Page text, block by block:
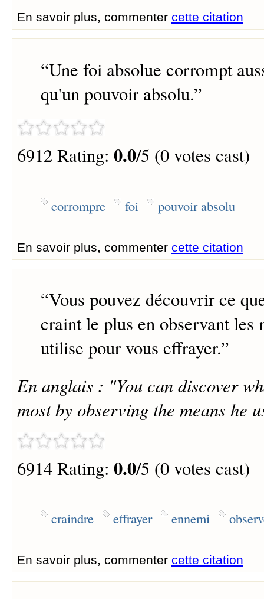
En savoir plus, commenter cette citation
“Une foi absolue corrompt
qu'un pouvoir absolu.”
6912 Rating: 0.0/5 (0 votes cast)
corrompre foi pouvoir absolu
En savoir plus, commenter cette citation
“Vous pouvez découvrir ce
craint le plus en observant les
utilise pour vous effrayer.”
En anglais : "You can discover
most by observing the means he
6914 Rating: 0.0/5 (0 votes cast)
craindre effrayer ennemi
En savoir plus, commenter cette citation